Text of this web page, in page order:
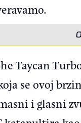
Taycan
se ovoj
i glasni